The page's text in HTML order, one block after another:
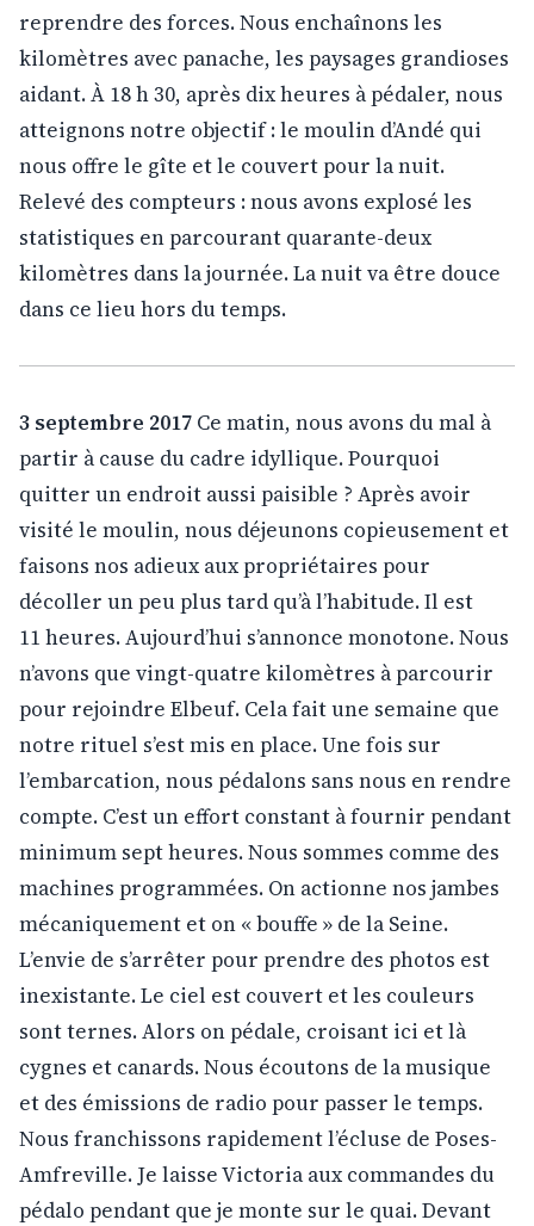
reprendre des forces. Nous enchaînons les
kilomètres avec panache, les paysages grandioses
aidant. À 18 h 30, après dix heures à pédaler, nous
atteignons notre objectif : le moulin d’Andé qui
nous offre le gîte et le couvert pour la nuit.
Relevé des compteurs : nous avons explosé les
statistiques en parcourant quarante-deux
kilomètres dans la journée. La nuit va être douce
dans ce lieu hors du temps.
3 septembre 2017 Ce matin, nous avons du mal à
partir à cause du cadre idyllique. Pourquoi
quitter un endroit aussi paisible ? Après avoir
visité le moulin, nous déjeunons copieusement et
faisons nos adieux aux propriétaires pour
décoller un peu plus tard qu’à l’habitude. Il est
11 heures. Aujourd’hui s’annonce monotone. Nous
n’avons que vingt-quatre kilomètres à parcourir
pour rejoindre Elbeuf. Cela fait une semaine que
notre rituel s’est mis en place. Une fois sur
l’embarcation, nous pédalons sans nous en rendre
compte. C’est un effort constant à fournir pendant
minimum sept heures. Nous sommes comme des
machines programmées. On actionne nos jambes
mécaniquement et on « bouffe » de la Seine.
L’envie de s’arrêter pour prendre des photos est
inexistante. Le ciel est couvert et les couleurs
sont ternes. Alors on pédale, croisant ici et là
cygnes et canards. Nous écoutons de la musique
et des émissions de radio pour passer le temps.
Nous franchissons rapidement l’écluse de Poses-
Amfreville. Je laisse Victoria aux commandes du
pédalo pendant que je monte sur le quai. Devant